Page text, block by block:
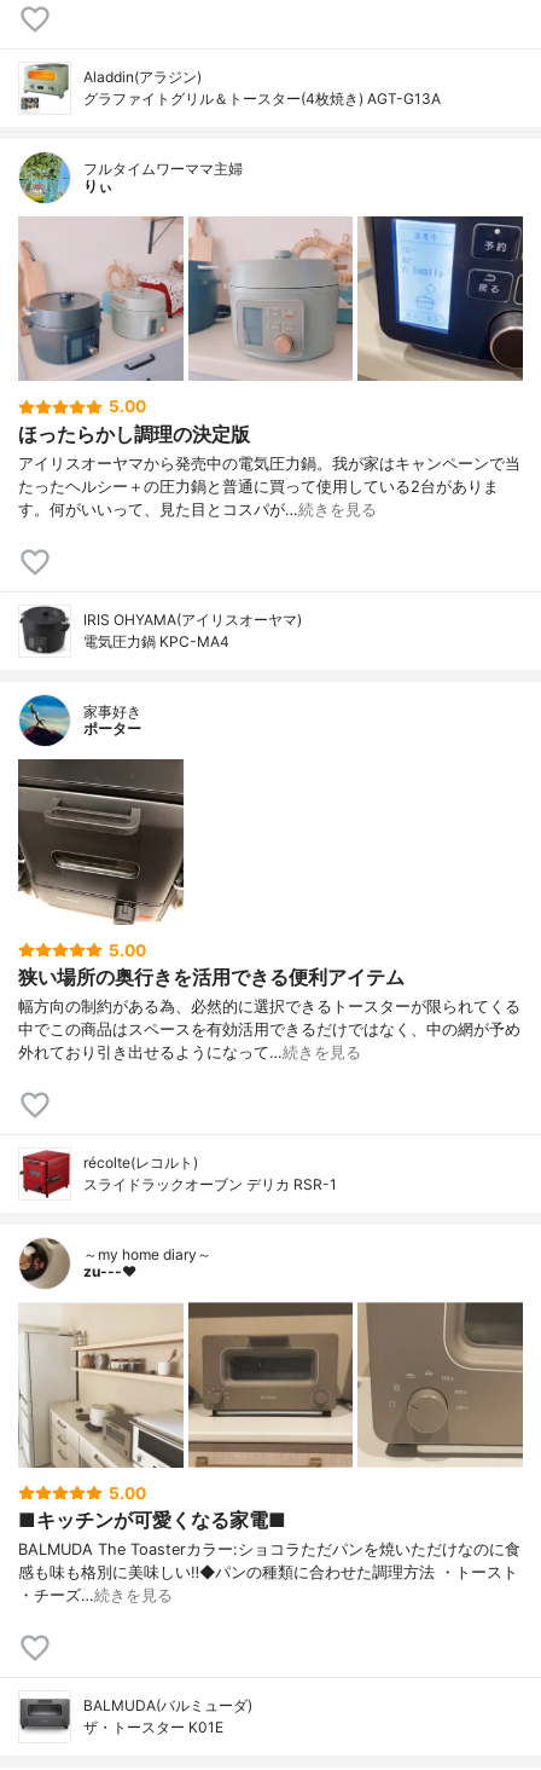
Aladdin(アラジン)
グラファイトグリル＆トースター(4枚焼き) AGT-G13A
フルタイムワーママ主婦
りぃ
5.00
ほったらかし調理の決定版
アイリスオーヤマから発売中の電気圧力鍋。我が家はキャンペーンで当
たったヘルシー＋の圧力鍋と普通に買って使用している2台がありま
す。何がいいって、見た目とコスパが…続きを見る
IRIS OHYAMA(アイリスオーヤマ)
電気圧力鍋 KPC-MA4
家事好き
ポーター
5.00
狭い場所の奥行きを活用できる便利アイテム
幅方向の制約がある為、必然的に選択できるトースターが限られてくる
中でこの商品はスペースを有効活用できるだけではなく、中の網が予め
外れており引き出せるようになって…続きを見る
récolte(レコルト)
スライドラックオーブン デリカ RSR-1
～my home diary～
zu---❤︎
5.00
■キッチンが可愛くなる家電■
BALMUDA The Toasterカラー:ショコラただパンを焼いただけなのに食
感も味も格別に美味しい‼︎◆パンの種類に合わせた調理方法 ・トースト
・チーズ…続きを見る
BALMUDA(バルミューダ)
ザ・トースター K01E